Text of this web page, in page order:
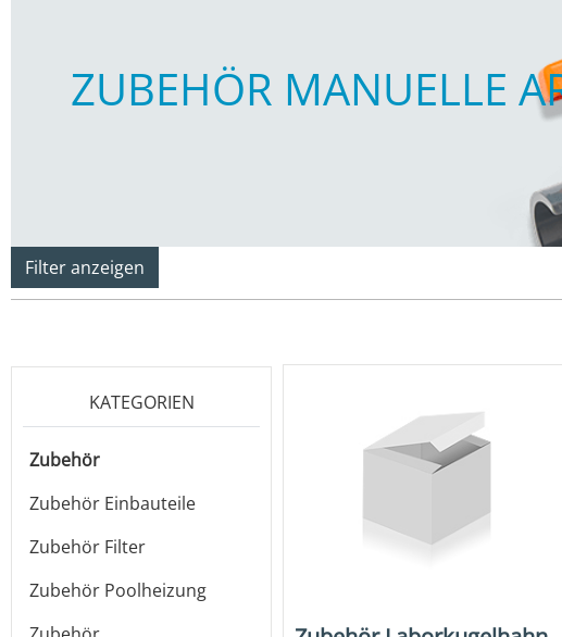
ZUBEHÖR MANUELLE
Filter anzeigen
KATEGORIEN
Zubehör
Zubehör Einbauteile
Zubehör Filter
Zubehör Poolheizung